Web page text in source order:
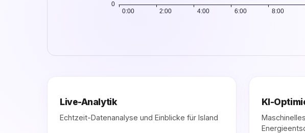
Live-Analytik
Echtzeit-Datenanalyse und Einblicke für Island
KI-